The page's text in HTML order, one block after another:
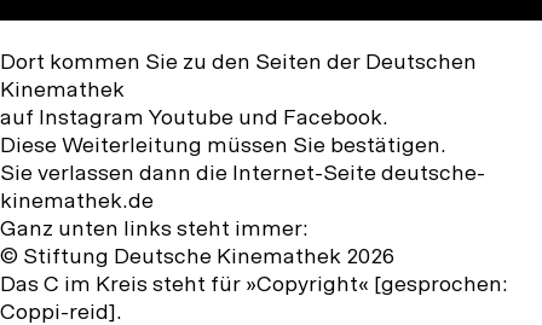
Dort kommen Sie zu den Seiten der Deutschen
Kinemathek
auf Instagram Youtube und Facebook.
Diese Weiterleitung müssen Sie bestätigen.
Sie verlassen dann die Internet-Seite deutsche-
kinemathek.de
Ganz unten links steht immer:
© Stiftung Deutsche Kinemathek 2026
Das C im Kreis steht für »Copyright« [gesprochen:
Coppi-reid].